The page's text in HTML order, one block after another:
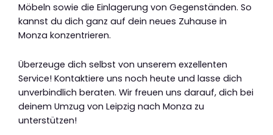
Möbeln sowie die Einlagerung von Gegenständen. So
kannst du dich ganz auf dein neues Zuhause in
Monza konzentrieren.
Überzeuge dich selbst von unserem exzellenten
Service! Kontaktiere uns noch heute und lasse dich
unverbindlich beraten. Wir freuen uns darauf, dich bei
deinem Umzug von Leipzig nach Monza zu
unterstützen!